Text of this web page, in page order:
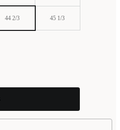
44 2/3 45 1/3